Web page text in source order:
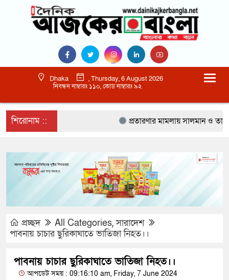
Dhaka
, Thursday, 6 August 2026
নিবন্ধন নাম্বারঃ ১১০, কোড নাম্বারঃ ৯২
শিরোনাম :: প্রতারণার মামলায় সালমান ও তার
প্রচ্ছদ All Categories,সারাদেশ
পাবনায় চাচার ছুরিকাঘাতে ভাতিজা নিহত।।
পাবনায় চাচার ছুরিকাঘাতে ভাতিজা নিহত।।
আপডেট সময় : 09:16:10 am, Friday, 7 June 2024